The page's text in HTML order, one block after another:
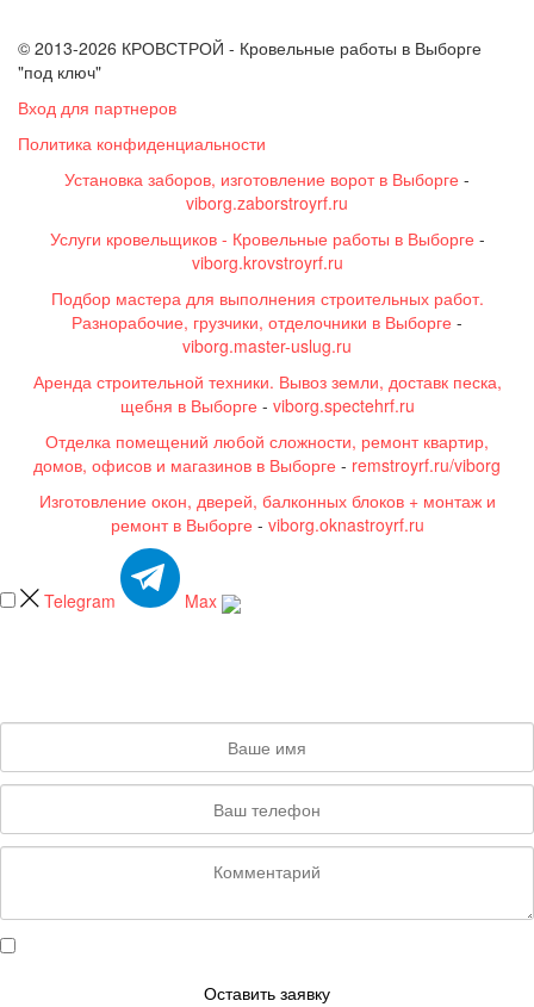
© 2013-2026 КРОВСТРОЙ - Кровельные работы в Выборге
"под ключ"
Вход для партнеров
Политика конфиденциальности
Установка заборов, изготовление ворот в Выборге -
viborg.zaborstroyrf.ru
Услуги кровельщиков - Кровельные работы в Выборге -
viborg.krovstroyrf.ru
Подбор мастера для выполнения строительных работ.
Разнорабочие, грузчики, отделочники в Выборге -
viborg.master-uslug.ru
Аренда строительной техники. Вывоз земли, доставк песка,
щебня в Выборге - viborg.spectehrf.ru
Отделка помещений любой сложности, ремонт квартир,
домов, офисов и магазинов в Выборге - remstroyrf.ru/viborg
Изготовление окон, дверей, балконных блоков + монтаж и
ремонт в Выборге - viborg.oknastroyrf.ru
Telegram Max
Оставить заявку